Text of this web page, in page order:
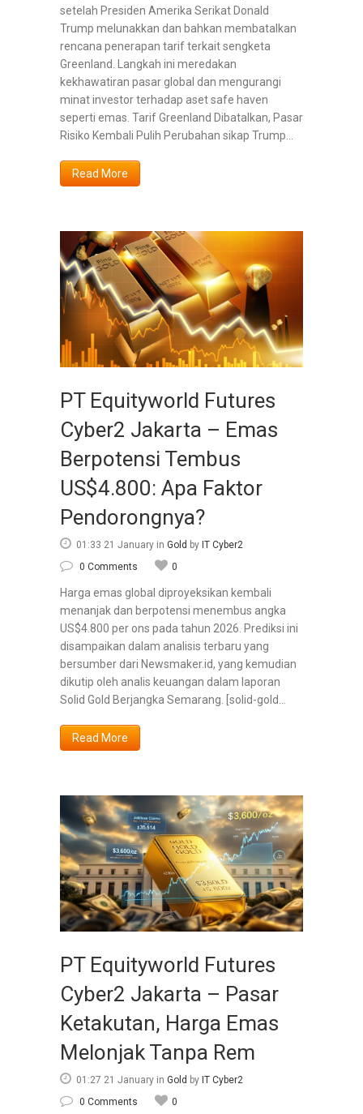
setelah Presiden Amerika Serikat Donald
Trump melunakkan dan bahkan membatalkan
rencana penerapan tarif terkait sengketa
Greenland. Langkah ini meredakan
kekhawatiran pasar global dan mengurangi
minat investor terhadap aset safe haven
seperti emas. Tarif Greenland Dibatal­kan, Pasar
Risiko Kembali Pulih Perubahan sikap Trump...
Read More
PT Equityworld Futures
Cyber2 Jakarta – Emas
Berpotensi Tembus
US$4.800: Apa Faktor
Pendorongnya?
01:33 21 January in Gold by IT Cyber2
0 Comments
0
Harga emas global diproyeksikan kembali
menanjak dan berpotensi menembus angka
US$4.800 per ons pada tahun 2026. Prediksi ini
disampaikan dalam analisis terbaru yang
bersumber dari Newsmaker.id, yang kemudian
dikutip oleh analis keuangan dalam laporan
Solid Gold Berjangka Semarang. [solid-gold...
Read More
PT Equityworld Futures
Cyber2 Jakarta – Pasar
Ketakutan, Harga Emas
Melonjak Tanpa Rem
01:27 21 January in Gold by IT Cyber2
0 Comments
0